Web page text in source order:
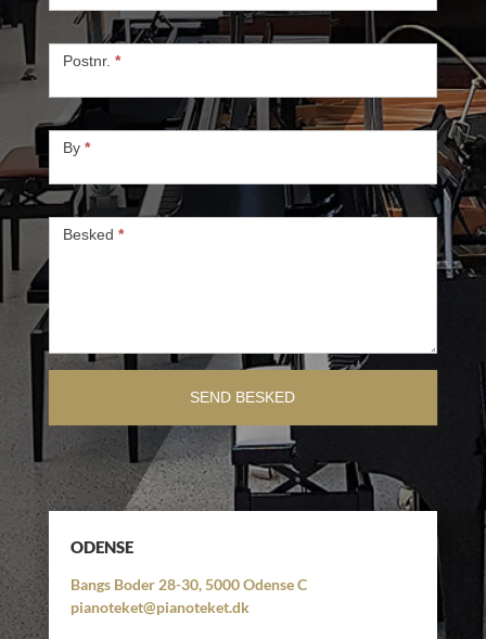
Postnr. *
By *
Besked *
SEND BESKED
ODENSE
Bangs Boder 28-30, 5000 Odense C
pianoteket@pianoteket.dk